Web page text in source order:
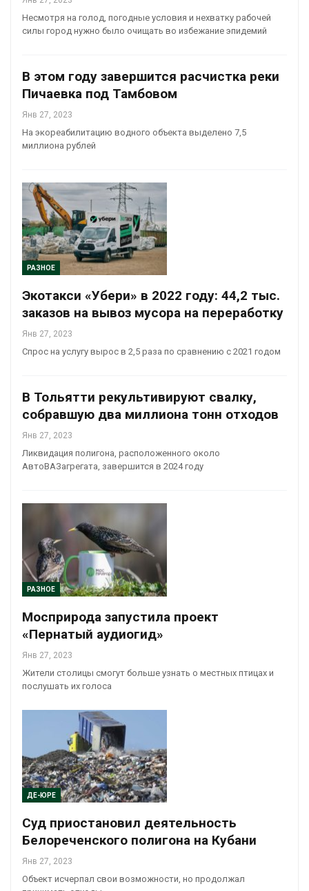
Несмотря на голод, погодные условия и нехватку рабочей
силы город нужно было очищать во избежание эпидемий
В этом году завершится расчистка реки
Пичаевка под Тамбовом
Янв 27, 2023
На экореабилитацию водного объекта выделено 7,5
миллиона рублей
РАЗНОЕ
Экотакси «Убери» в 2022 году: 44,2 тыс.
заказов на вывоз мусора на переработку
Янв 27, 2023
Спрос на услугу вырос в 2,5 раза по сравнению с 2021 годом
В Тольятти рекультивируют свалку,
собравшую два миллиона тонн отходов
Янв 27, 2023
Ликвидация полигона, расположенного около
АвтоВАЗагрегата, завершится в 2024 году
РАЗНОЕ
Мосприрода запустила проект
«Пернатый аудиогид»
Янв 27, 2023
Жители столицы смогут больше узнать о местных птицах и
послушать их голоса
ДЕ-ЮРЕ
Суд приостановил деятельность
Белореченского полигона на Кубани
Янв 27, 2023
Объект исчерпал свои возможности, но продолжал